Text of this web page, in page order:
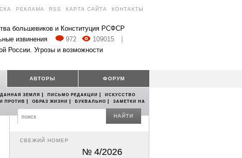
РЕКЛАМА RSS КАРТА САЙТА КОНТАКТЫ
большевиков и Конституция РСФСР
извинения 972 109015
России. Угрозы и возможности
АВТОРЫ ФОРУМ
ЗЕМЛЯ | ПИСЬМО РЕДАКЦИИ |
ИСКУССТВО
ПРОТИВ | ОБРАЗ ЖИЗНИ | БУКВАЛЬНО |
ЗАМЕТКИ НА
НАЙТИ
СВЕЖИЙ НОМЕР
№ 4/2026